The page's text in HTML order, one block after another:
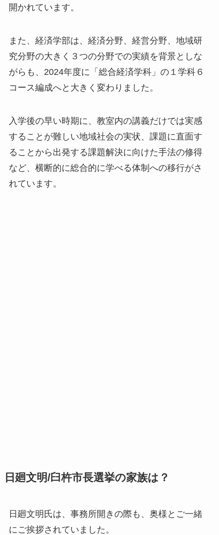
開かれています。
また、経済学部は、経済分野、経営分野、地域研
究分野の大きく３つの分野での実績を背景としな
がらも、2024年度に「総合経済学科」の１学科６
コース編成へと大きく変わりました。
入学後の早い時期に、教室内の講義だけでは実感
することが難しい地域社会の実状、課題に直面す
ることから出発する課題解決に向けた手法の修得
など、横断的に総合的に学べる体制への移行がさ
れています。
日廻文明/臼杵市長選挙の家族は？
日廻文明氏は、事務所開きの際も、 奥様 とご一緒
にご挨拶されていました。